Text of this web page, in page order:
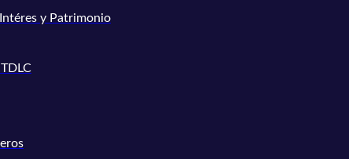
y Patrimonio